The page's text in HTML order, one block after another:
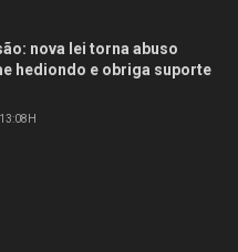
nova lei torna abuso
hediondo e obriga suporte